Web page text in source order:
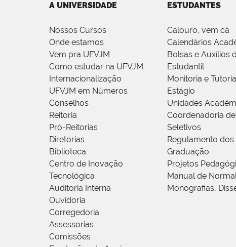
A UNIVERSIDADE
Nossos Cursos
Onde estamos
Vem pra UFVJM
Como estudar na UFVJM
Internacionalização
UFVJM em Números
Conselhos
Reitoria
Pró-Reitorias
Diretorias
Biblioteca
Centro de Inovação
Tecnológica
Auditoria Interna
Ouvidoria
Corregedoria
Assessorias
Comissões
ESTUDANTES
Calouro, vem cá
Calendários
Bolsas e Auxílios
Estudantil
Monitoria e Tutoria
Estágio
Unidades
Coordenadoria
Seletivos
Regulamento
Graduação
Projetos
Manual de
Monografias,